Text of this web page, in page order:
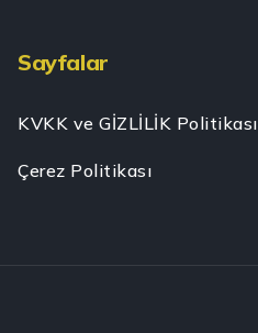
Sayfalar
KVKK ve GİZLİLİK Politikası
Çerez Politikası